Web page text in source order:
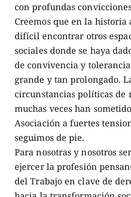
con profundas
Creemos que en la
difícil encontrar otros
sociales donde se haya
de convivencia y
grande y tan prolongado.
circunstancias políticas de
muchas veces han
Asociación a fuertes
seguimos de pie.
Para nosotras y nosotros
ejercer la profesión
del Trabajo en clave de